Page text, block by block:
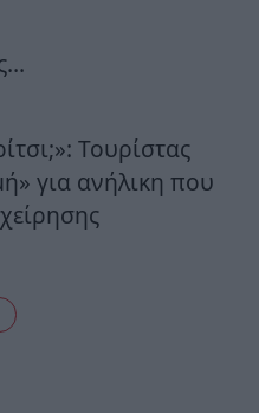
Τουρίστας
για ανήλικη που